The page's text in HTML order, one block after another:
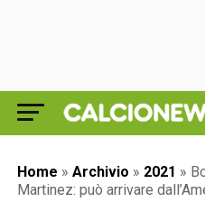
Home » Archivio » 2021 »
Martinez: può arrivare